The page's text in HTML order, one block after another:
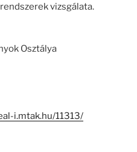
vizsgálata.
Osztálya
i.mtak.hu/11313/